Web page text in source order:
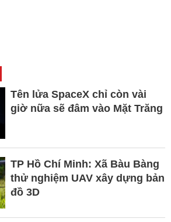
Tên lửa SpaceX chỉ còn vài
giờ nữa sẽ đâm vào Mặt Trăng
TP Hồ Chí Minh: Xã Bàu Bàng
thử nghiệm UAV xây dựng bản
đồ 3D